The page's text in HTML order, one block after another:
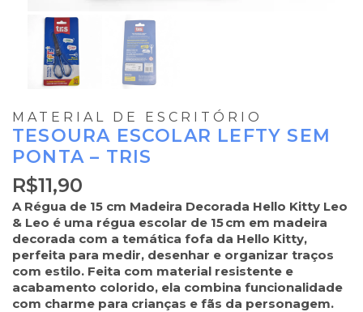
MATERIAL DE ESCRITÓRIO
TESOURA ESCOLAR LEFTY SEM
PONTA – TRIS
R$11,90
A Régua de 15 cm Madeira Decorada Hello Kitty Leo
& Leo é uma régua escolar de 15 cm em madeira
decorada com a temática fofa da Hello Kitty,
perfeita para medir, desenhar e organizar traços
com estilo. Feita com material resistente e
acabamento colorido, ela combina funcionalidade
com charme para crianças e fãs da personagem.